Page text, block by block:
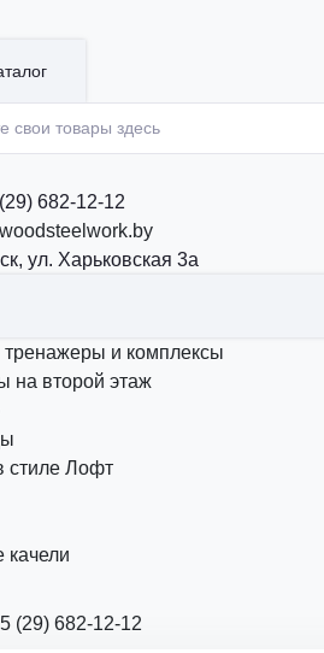
682-12-12
ул. Харьковская 3а
и комплексы
на второй этаж
стиле Лофт
(29) 682-12-12